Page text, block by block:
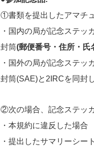
①書類を提出したアマチ
・国内の局が記念ステッ
封筒(郵便番号・住所・氏
・国外の局が記念ステッ
封筒(SAE)と2IRCを同封
②次の場合、記念ステッ
・本規約に違反した場合
・提出したサマリーシー